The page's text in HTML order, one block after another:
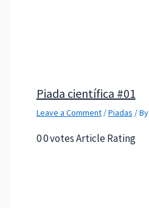
Piada científica #01
Leave a Comment /Piadas / By
0 0 votes Article Rating